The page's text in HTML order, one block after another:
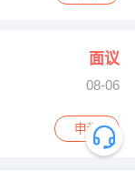
面议
08-06
民俗文化馆内申请